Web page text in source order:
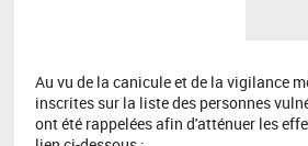
Au vu de la canicule et de la vigilance
inscrites sur la liste des personnes
ont été rappelées afin d'atténuer les